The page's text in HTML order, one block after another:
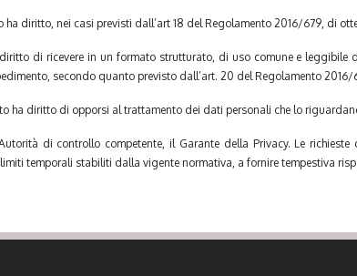
ha diritto, nei casi previsti dall’art 18 del Regolamento 2016/679, di
diritto di ricevere in un formato strutturato, di uso comune e
secondo quanto previsto dall’art. 20 del Regolamento 2016/
ha diritto di opporsi al trattamento dei dati personali che lo
di controllo competente, il Garante della Privacy. Le
temporali stabiliti dalla vigente normativa, a fornire tempestiva